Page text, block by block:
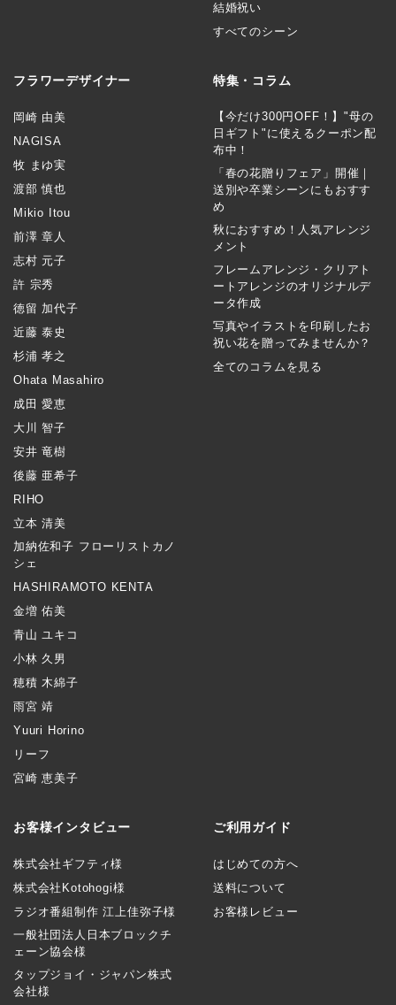
結婚祝い
すべてのシーン
フラワーデザイナー
岡崎 由美
NAGISA
牧 まゆ実
渡部 慎也
Mikio Itou
前澤 章人
志村 元子
許 宗秀
徳留 加代子
近藤 泰史
杉浦 孝之
Ohata Masahiro
成田 愛恵
大川 智子
安井 竜樹
後藤 亜希子
RIHO
立本 清美
加納佐和子 フローリストカノ
シェ
HASHIRAMOTO KENTA
金増 佑美
青山 ユキコ
小林 久男
穂積 木綿子
雨宮 靖
Yuuri Horino
リーフ
宮崎 恵美子
特集・コラム
【今だけ300円OFF！】"母の
日ギフト"に使えるクーポン配
布中！
「春の花贈りフェア」開催｜
送別や卒業シーンにもおすす
め
秋におすすめ！人気アレンジ
メント
フレームアレンジ・クリアト
ートアレンジのオリジナルデ
ータ作成
写真やイラストを印刷したお
祝い花を贈ってみませんか？
全てのコラムを見る
お客様インタビュー
株式会社ギフティ様
株式会社Kotohogi様
ラジオ番組制作 江上佳弥子様
一般社団法人日本ブロックチ
ェーン協会様
タップジョイ・ジャパン株式
会社様
ご利用ガイド
はじめての方へ
送料について
お客様レビュー